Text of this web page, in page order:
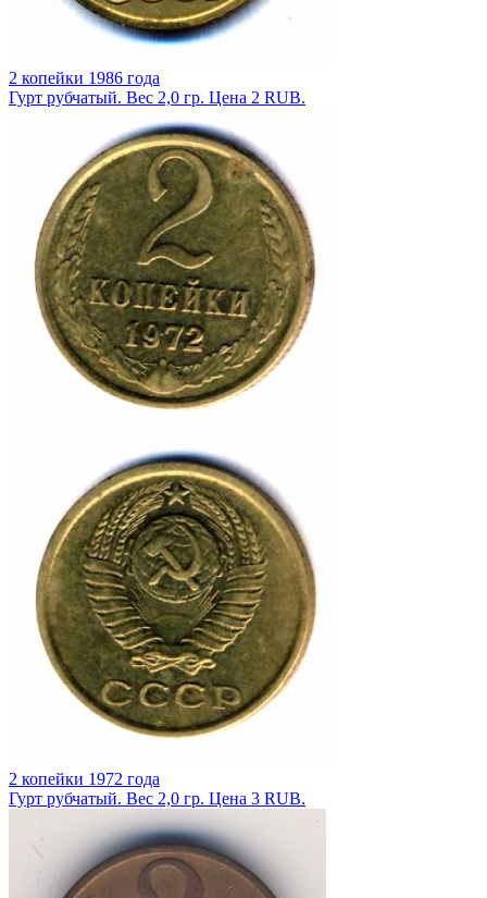
2 копейки 1986 года
Гурт рубчатый. Вес 2,0 гр. Цена 2 RUB.
2 копейки 1972 года
Гурт рубчатый. Вес 2,0 гр. Цена 3 RUB.